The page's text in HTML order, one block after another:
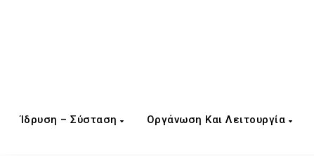
Ίδρυση – Σύσταση Οργάνωση Και Λειτουργία